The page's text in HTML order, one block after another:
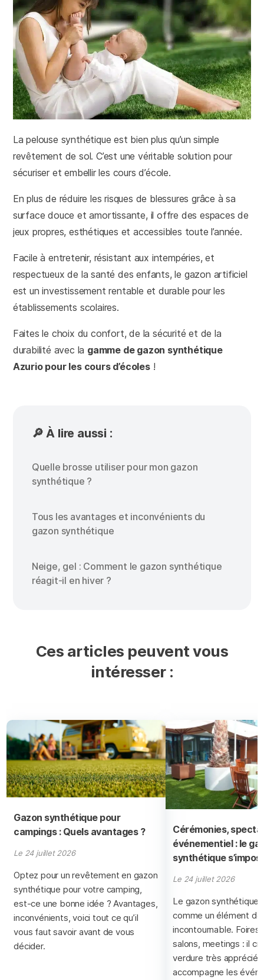
La pelouse synthétique est bien plus qu’un simple
revêtement de sol. C’est une véritable solution pour
sécuriser et embellir les cours d’école.
En plus de réduire les risques de blessures grâce à sa
surface douce et amortissante, il offre des espaces de
jeux propres, esthétiques et accessibles toute l’année.
Facile à entretenir, résistant aux intempéries, et
respectueux de la santé des enfants, le gazon artificiel
est un investissement rentable et durable pour les
établissements scolaires.
Faites le choix du confort, de la sécurité et de la
durabilité avec la gamme de gazon synthétique
Azurio pour les cours d’écoles!
🔎 À lire aussi :
Quelle brosse utiliser pour mon gazon
synthétique ?
Tous les avantages et inconvénients du
gazon synthétique
Neige, gel : Comment le gazon synthétique
réagit-il en hiver ?
Ces articles peuvent vous
intéresser :
Gazon synthétique pour
campings : Quels avantages ?
Le 24 juillet 2026
Optez pour un revêtement en gazon
synthétique pour votre camping,
est-ce une bonne idée ? Avantages,
inconvénients, voici tout ce qu’il
vous faut savoir avant de vous
décider.
Cérémonies,
événementiel : le
synthétique
Le 24 juillet 2026
Le gazon synthétique
comme un élément
incontournable.
salons, meetings : il
verdure très apprécié
accompagne les